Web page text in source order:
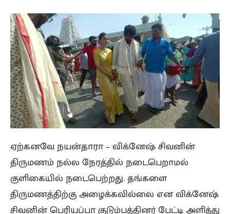
ஏற்கனவே நயன்தாரா – விக்னேஷ் சிவனின்
திருமணம் நல்ல நேரத்தில் நடைபெறாமல்
குளிகையில் நடைபெற்றது. தங்களை
திருமணத்திற்கு அழைக்கவில்லை என விக்னேஷ்
சிவனின் பெரியப்பா குடும்பத்தினர் பேட்டி அளித்து